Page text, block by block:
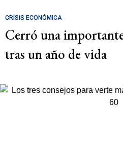
CRISIS ECONÓMICA
Cerró una
tras un año de vida